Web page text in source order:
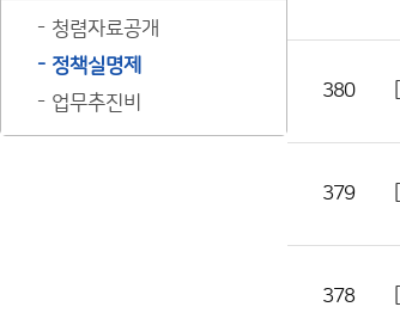
청렴자료공개
정책실명제
업무추진비
등
서,
380
379
378